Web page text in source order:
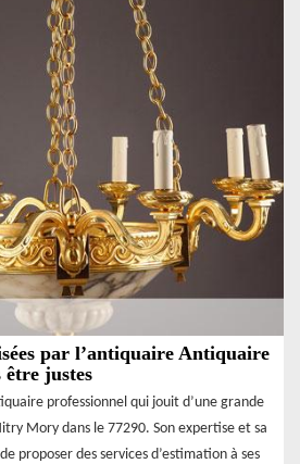
par l’antiquaire Antiquaire
être justes
professionnel qui jouit d’une grande
Mory dans le 77290. Son expertise et sa
proposer des services d’estimation à ses